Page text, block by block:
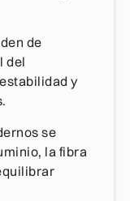
de
del
y
se
la fibra